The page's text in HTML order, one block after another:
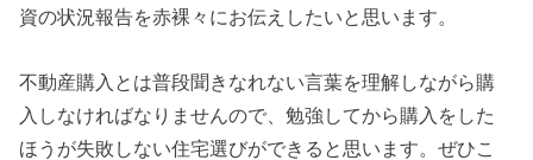
資の状況報告を赤裸々にお伝えしたいと思います。
不動産購入とは普段聞きなれない言葉を理解しながら購
入しなければなりませんので、勉強してから購入をした
ほうが失敗しない住宅選びができると思います。ぜひこ